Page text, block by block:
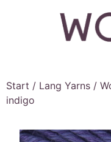
Start / Lang Yarns /
indigo